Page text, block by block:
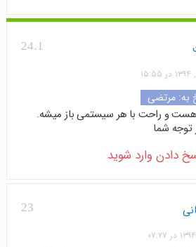
24.1
به: مرتضی
اون zip هست و راحت با هر سیستمی باز میشه.
توجه شما
دادن وارد شوید
23